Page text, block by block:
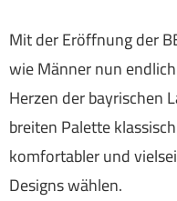
Mit der Eröffnung der
wie Männer nun
Herzen der bayrischen
breiten Palette
komfortabler und
Designs wählen.